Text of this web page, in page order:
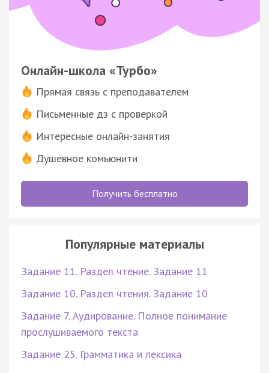
Онлайн-школа «Турбо»
Прямая связь с преподавателем
Письменные дз с проверкой
Интересные онлайн-занятия
Душевное комьюнити
Получить бесплатно
Популярные материалы
Задание 11. Раздел чтение. Задание 11
Задание 10. Раздел чтения. Задание 10
Задание 7. Аудирование. Полное понимание
прослушиваемого текста
Задание 25. Грамматика и лексика